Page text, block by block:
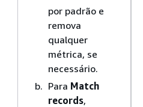
por padrão e
remova
qualquer
métrica, se
necessário.
Para Match
records,